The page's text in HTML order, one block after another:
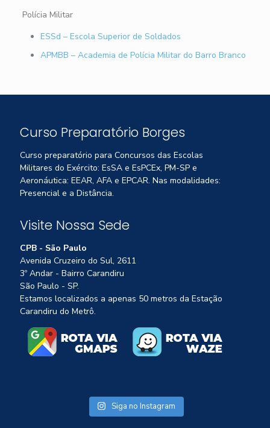
Polícia Militar
ESSd – Escola Superior de Soldados
APMBB – Academia de Polícia Militar do Barro Branco
Curso Preparatório Borges
Curso preparatório para Concursos das Escolas
Militares do Exército: EsSA e EsPCEx, PM-SP e
Aeronáutica: EEAR, AFA e EPCAR. Nas modalidades:
Presencial e a Distância.
Visite Nossa Sede
CPB - São Paulo
Avenida Cruzeiro do Sul, 2611
3º Andar - Bairro Carandiru
São Paulo - SP.
Estamos localizados a apenas 50 metros da Estação
Carandiru do Metrô.
Siga no Instagram